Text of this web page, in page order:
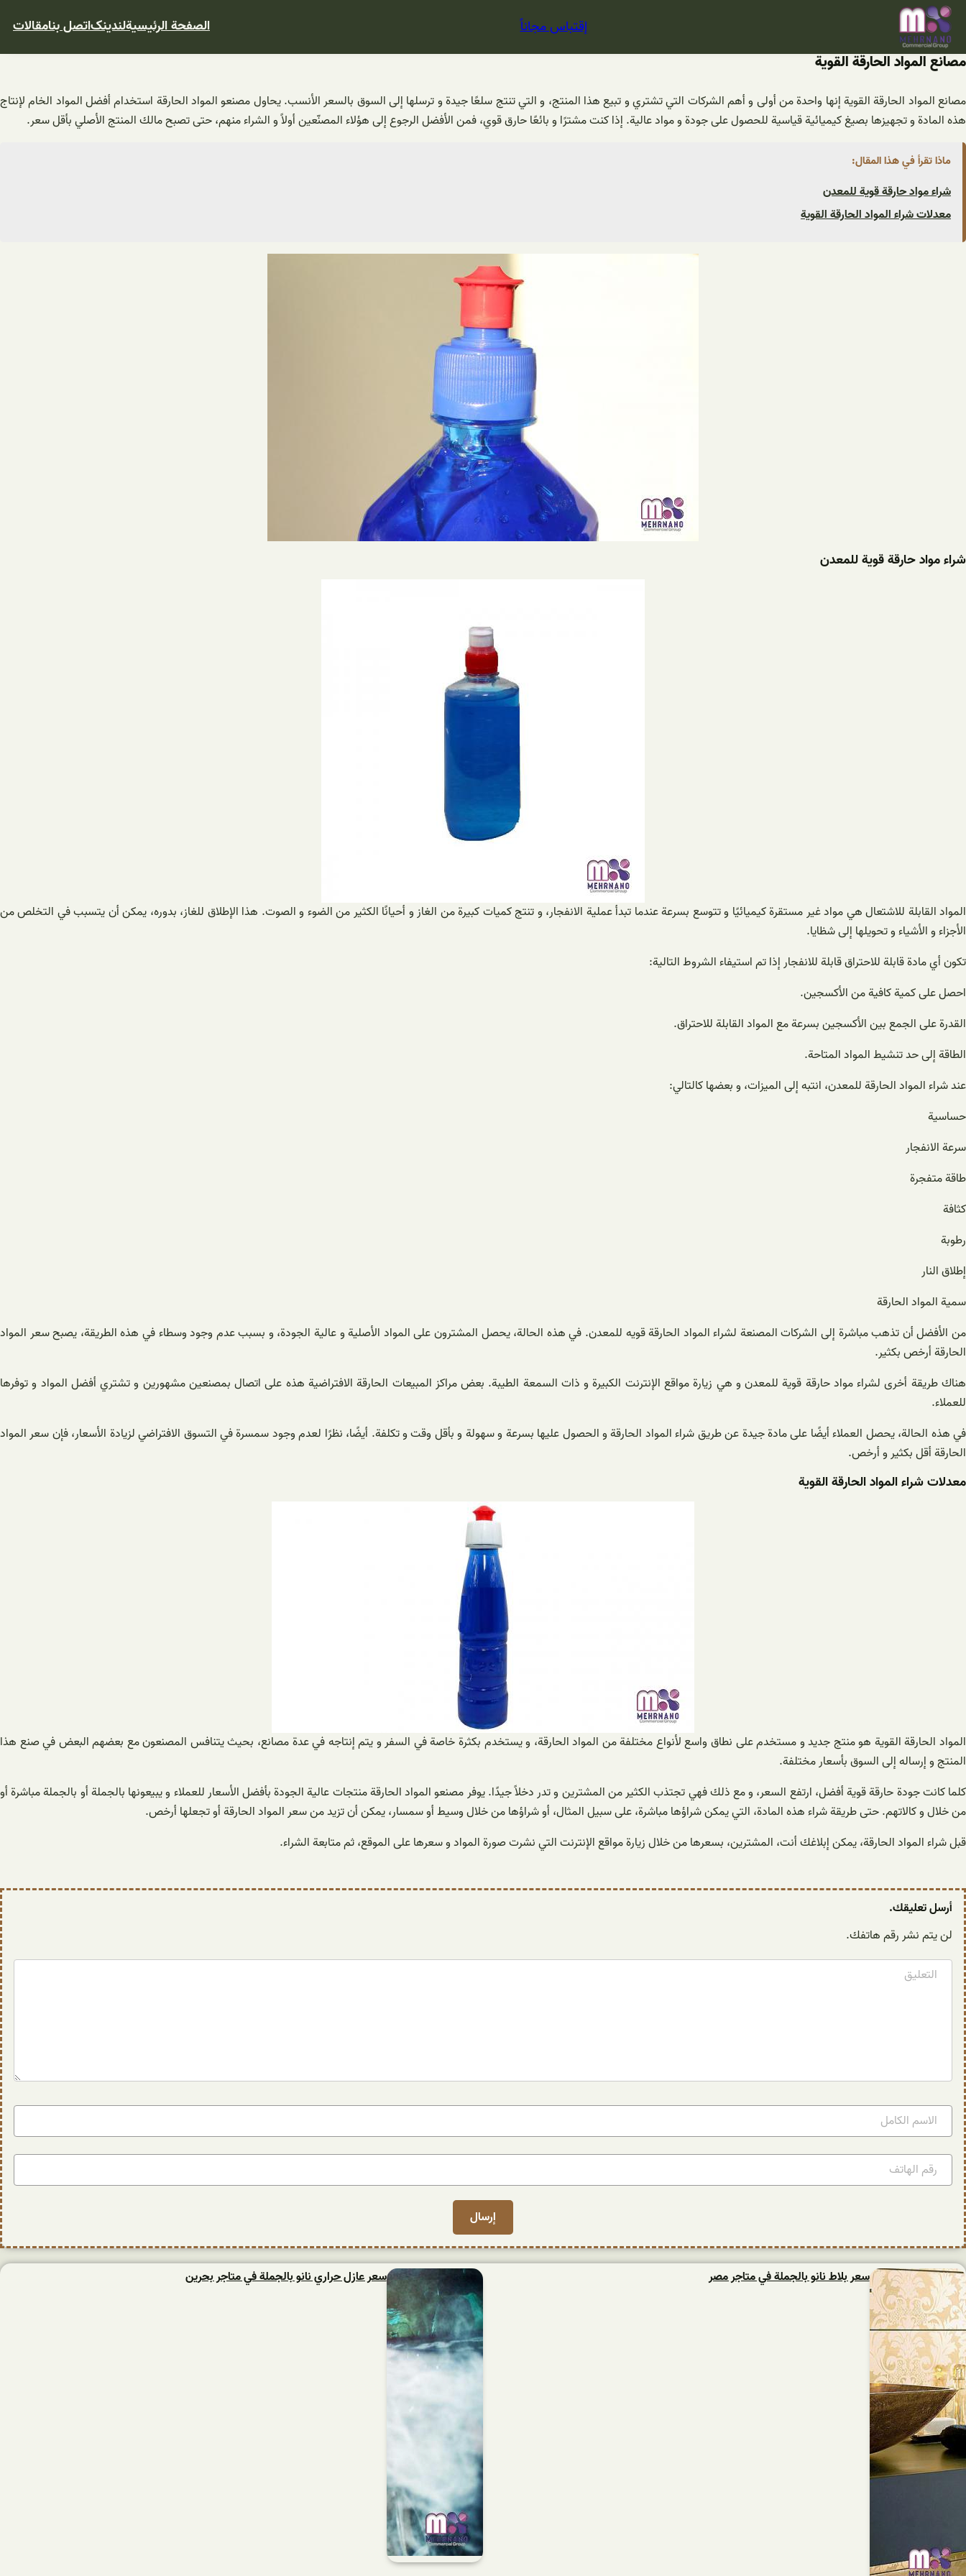
تخطى
المحتوى
إقتباس مجاناً الصفحة الرئيسيةلندینکاتصل بنامقالات
مصانع المواد الحارقة القوية
مصانع المواد الحارقة القوية إنها واحدة من أولى و أهم الشركات التي تشتري و تبيع هذا المنتج، و التي تنتج سلعًا جيدة و ترسلها إلى السوق بالسعر الأنسب. يحاول مصنعو المواد الحارقة استخدام أفضل المواد الخام لإنتاج
هذه المادة و تجهيزها بصيغ كيميائية قياسية للحصول على جودة و مواد عالية. إذا كنت مشترًا و بائعًا حارق قوي، فمن الأفضل الرجوع إلى هؤلاء المصنّعين أولاً و الشراء منهم، حتى تصبح مالك المنتج الأصلي بأقل سعر.
ماذا تقرأ في هذا المقال:
شراء مواد حارقة قوية للمعدن
معدلات شراء المواد الحارقة القوية
شراء مواد حارقة قوية للمعدن
المواد القابلة للاشتعال هي مواد غير مستقرة كيميائيًا و تتوسع بسرعة عندما تبدأ عملية الانفجار، و تنتج كميات كبيرة من الغاز و أحيانًا الكثير من الضوء و الصوت. هذا الإطلاق للغاز، بدوره، يمكن أن يتسبب في التخلص من
الأجزاء و الأشياء و تحويلها إلى شظايا.
تكون أي مادة قابلة للاحتراق قابلة للانفجار إذا تم استيفاء الشروط التالية:
احصل على كمية كافية من الأكسجين.
القدرة على الجمع بين الأكسجين بسرعة مع المواد القابلة للاحتراق.
الطاقة إلى حد تنشيط المواد المتاحة.
عند شراء المواد الحارقة للمعدن، انتبه إلى الميزات، و بعضها كالتالي:
حساسية
سرعة الانفجار
طاقة متفجرة
كثافة
رطوبة
إطلاق النار
سمية المواد الحارقة
من الأفضل أن تذهب مباشرة إلى الشركات المصنعة لشراء المواد الحارقة قویه للمعدن. في هذه الحالة، يحصل المشترون على المواد الأصلية و عالية الجودة، و بسبب عدم وجود وسطاء في هذه الطريقة، يصبح سعر المواد
الحارقة أرخص بكثير.
هناك طريقة أخرى لشراء مواد حارقة قوية للمعدن و هي زيارة مواقع الإنترنت الكبيرة و ذات السمعة الطيبة. بعض مراكز المبيعات الحارقة الافتراضية هذه على اتصال بمصنعين مشهورين و تشتري أفضل المواد و توفرها
للعملاء.
في هذه الحالة، يحصل العملاء أيضًا على مادة جيدة عن طريق شراء المواد الحارقة و الحصول عليها بسرعة و سهولة و بأقل وقت و تكلفة. أيضًا، نظرًا لعدم وجود سمسرة في التسوق الافتراضي لزيادة الأسعار، فإن سعر المواد
الحارقة أقل بكثير و أرخص.
معدلات شراء المواد الحارقة القوية
المواد الحارقة القوية هو منتج جديد و مستخدم على نطاق واسع لأنواع مختلفة من المواد الحارقة، و يستخدم بكثرة خاصة في السفر و يتم إنتاجه في عدة مصانع، بحيث يتنافس المصنعون مع بعضهم البعض في صنع هذا
المنتج و إرساله إلى السوق بأسعار مختلفة.
كلما كانت جودة حارقة قوية أفضل، ارتفع السعر، و مع ذلك فهي تجتذب الكثير من المشترين و تدر دخلاً جيدًا. يوفر مصنعو المواد الحارقة منتجات عالية الجودة بأفضل الأسعار للعملاء و يبيعونها بالجملة أو بالجملة مباشرة أو
من خلال و كالاتهم. حتى طريقة شراء هذه المادة، التي يمكن شراؤها مباشرة، على سبيل المثال، أو شراؤها من خلال وسيط أو سمسار، يمكن أن تزيد من سعر المواد الحارقة أو تجعلها أرخص.
قبل شراء المواد الحارقة، يمكن إبلاغك أنت، المشترين، بسعرها من خلال زيارة مواقع الإنترنت التي نشرت صورة المواد و سعرها على الموقع، ثم متابعة الشراء.
أرسل تعليقك.
لن يتم نشر رقم هاتفك.
سعر بلاط نانو بالجملة في متاجر مصر سعر عازل حراري نانو بالجملة في متاجر بحرين